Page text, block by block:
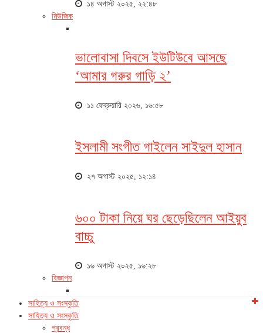
১৪ অগাস্ট ২০২৫, ২২:৪৮
মিউজিক
ভালোবাসা দিবসে ইউটিউবে আসছে
‘আমার গরুর গাড়ি ২’
১১ ফেব্রুয়ারি ২০২৬, ১৬:৫৮
ইসলামী সংগীত গাইলেন সাইদুল হাসান
২৭ অগাস্ট ২০২৫, ১২:১৪
৬০০ টাকা নিয়ে ঘর ছেড়েছিলেন আইয়ুব
বাচ্চু
১৬ অগাস্ট ২০২৫, ১৬:২৮
বিজ্ঞাপন
সাহিত্য ও সংস্কৃতি
সাহিত্য ও সংস্কৃতি
প্রবন্ধ